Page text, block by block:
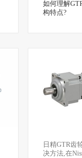
如何理解
构特点?
日精GTR齿
决方法,在